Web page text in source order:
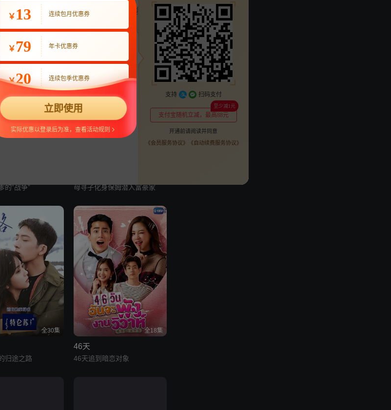
活 恋爱特调版
职场经历 治愈！童瑶周依然演反差姐妹
的“战争” 母寻子化身保姆潜入富豪家
全30集
归途之路
全18集
46天
46天追到暗恋对象
至 定制电子吧唧年卡
¥ 248
连续包季
¥ 63
连续包年
¥ 218
22元/月，到期前自动续费，可随时取消。
兑换代金券 支持 扫码支付
支付宝随机立减，最高88元
至少减1元
开通前请阅读并同意
《会员服务协议》
《自动续费服务协议》
￥ 13 连续包月优惠券
￥79 年卡优惠券
￥20 连续包季优惠券
立即使用
实际优惠以登录后为准，查看活动规则